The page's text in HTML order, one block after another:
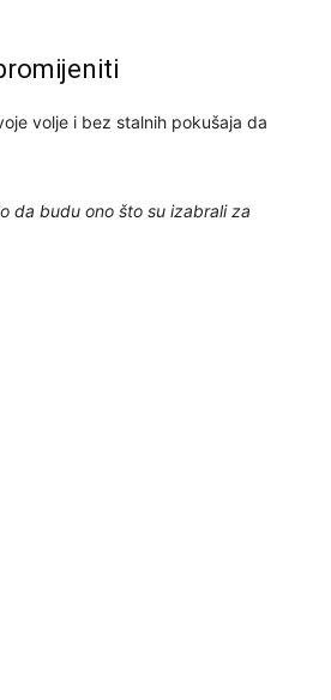
volje i bez stalnih pokušaja da
da budu ono što su izabrali za